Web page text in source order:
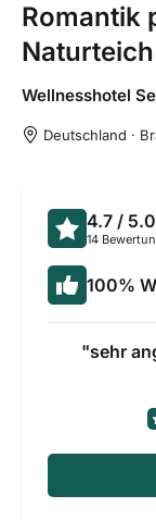
Romantik
Naturteich
Wellnesshotel
Deutschland ·
4.7 / 5.0
14
100%
sehr